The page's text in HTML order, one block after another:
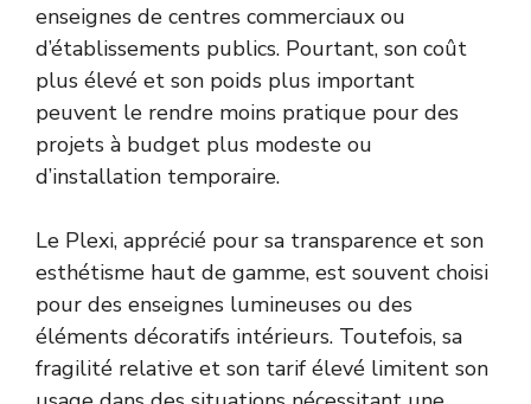
enseignes de centres commerciaux ou
d’établissements publics. Pourtant, son coût
plus élevé et son poids plus important
peuvent le rendre moins pratique pour des
projets à budget plus modeste ou
d’installation temporaire.
Le Plexi, apprécié pour sa transparence et son
esthétisme haut de gamme, est souvent choisi
pour des enseignes lumineuses ou des
éléments décoratifs intérieurs. Toutefois, sa
fragilité relative et son tarif élevé limitent son